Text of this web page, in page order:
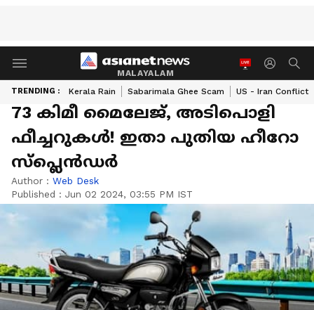
MALAYALAM
TRENDING : Kerala Rain Sabarimala Ghee Scam US - Iran Conflict
73 കിമീ മൈലേജ്, അടിപൊളി
ഫീച്ചറുകൾ! ഇതാ പുതിയ ഹീറോ
സ്‌പ്ലെൻഡ‍ർ
Author : Web Desk
Published : Jun 02 2024, 03:55 PM IST